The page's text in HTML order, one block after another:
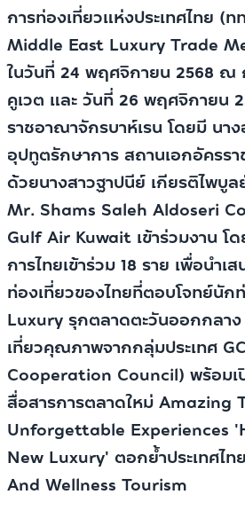
การท่องเที่ยวแห่งประเทศไทย (
Middle East Luxury Trade
ในวันที่ 24 พฤศจิกายน 2568 ณ
คูเวต และ วันที่ 26 พฤศจิกายน
ราชอาณาจักรบาห์เรน โดยมี นา
อุปทูตรักษาการ สถานเอกอัคร
ด้วยนางสาวฐาปนีย์ เกียรติไพบู
Mr. Shams Saleh Aldoseri
Gulf Air Kuwait เข้าร่วมงาน โ
การไทยเข้าร่วม 18 ราย เพื่อนำเ
ท่องเที่ยวของไทยที่ตอบโจทย์นัก
Luxury รุกตลาดตะวันออกกลา
เที่ยวคุณภาพจากกลุ่มประเทศ
Cooperation Council) พร้อม
สื่อสารการตลาดใหม่ Amazing
Unforgettable Experiences
New Luxury' ตอกย้ำประเทศไท
And Wellness Tourism